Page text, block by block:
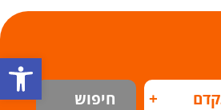
+ חיפוש